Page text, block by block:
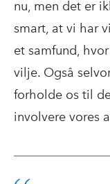
nu, men det er
smart, at vi har
et samfund,
vilje. Også
forholde os til
involvere vores